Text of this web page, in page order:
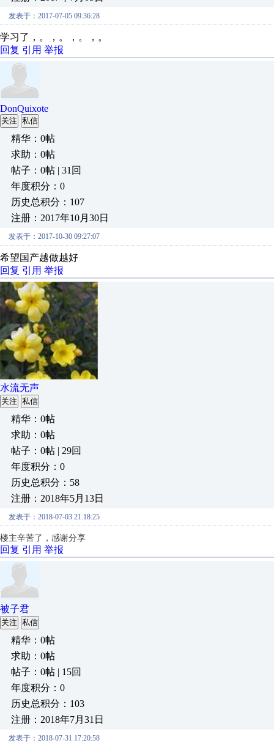
发表于：2017-07-05 09:36:28
学习了，。，。，。，。
回复 引用 举报
DonQuixote
关注 私信
精华：0帖
求助：0帖
帖子：0帖 | 31回
年度积分：0
历史总积分：107
注册：2017年10月30日
发表于：2017-10-30 09:27:07
希望国产越做越好
回复 引用 举报
水流无声
关注 私信
精华：0帖
求助：0帖
帖子：0帖 | 29回
年度积分：0
历史总积分：58
注册：2018年5月13日
发表于：2018-07-03 21:18:25
楼主辛苦了，感谢分享
回复 引用 举报
被子君
关注 私信
精华：0帖
求助：0帖
帖子：0帖 | 15回
年度积分：0
历史总积分：103
注册：2018年7月31日
发表于：2018-07-31 17:20:58